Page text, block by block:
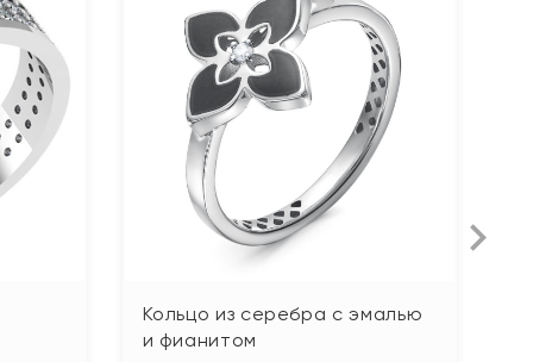
Кольцо из серебра с эмалью
и фианитом